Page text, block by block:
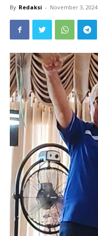
By Redaksi - November 3, 2024